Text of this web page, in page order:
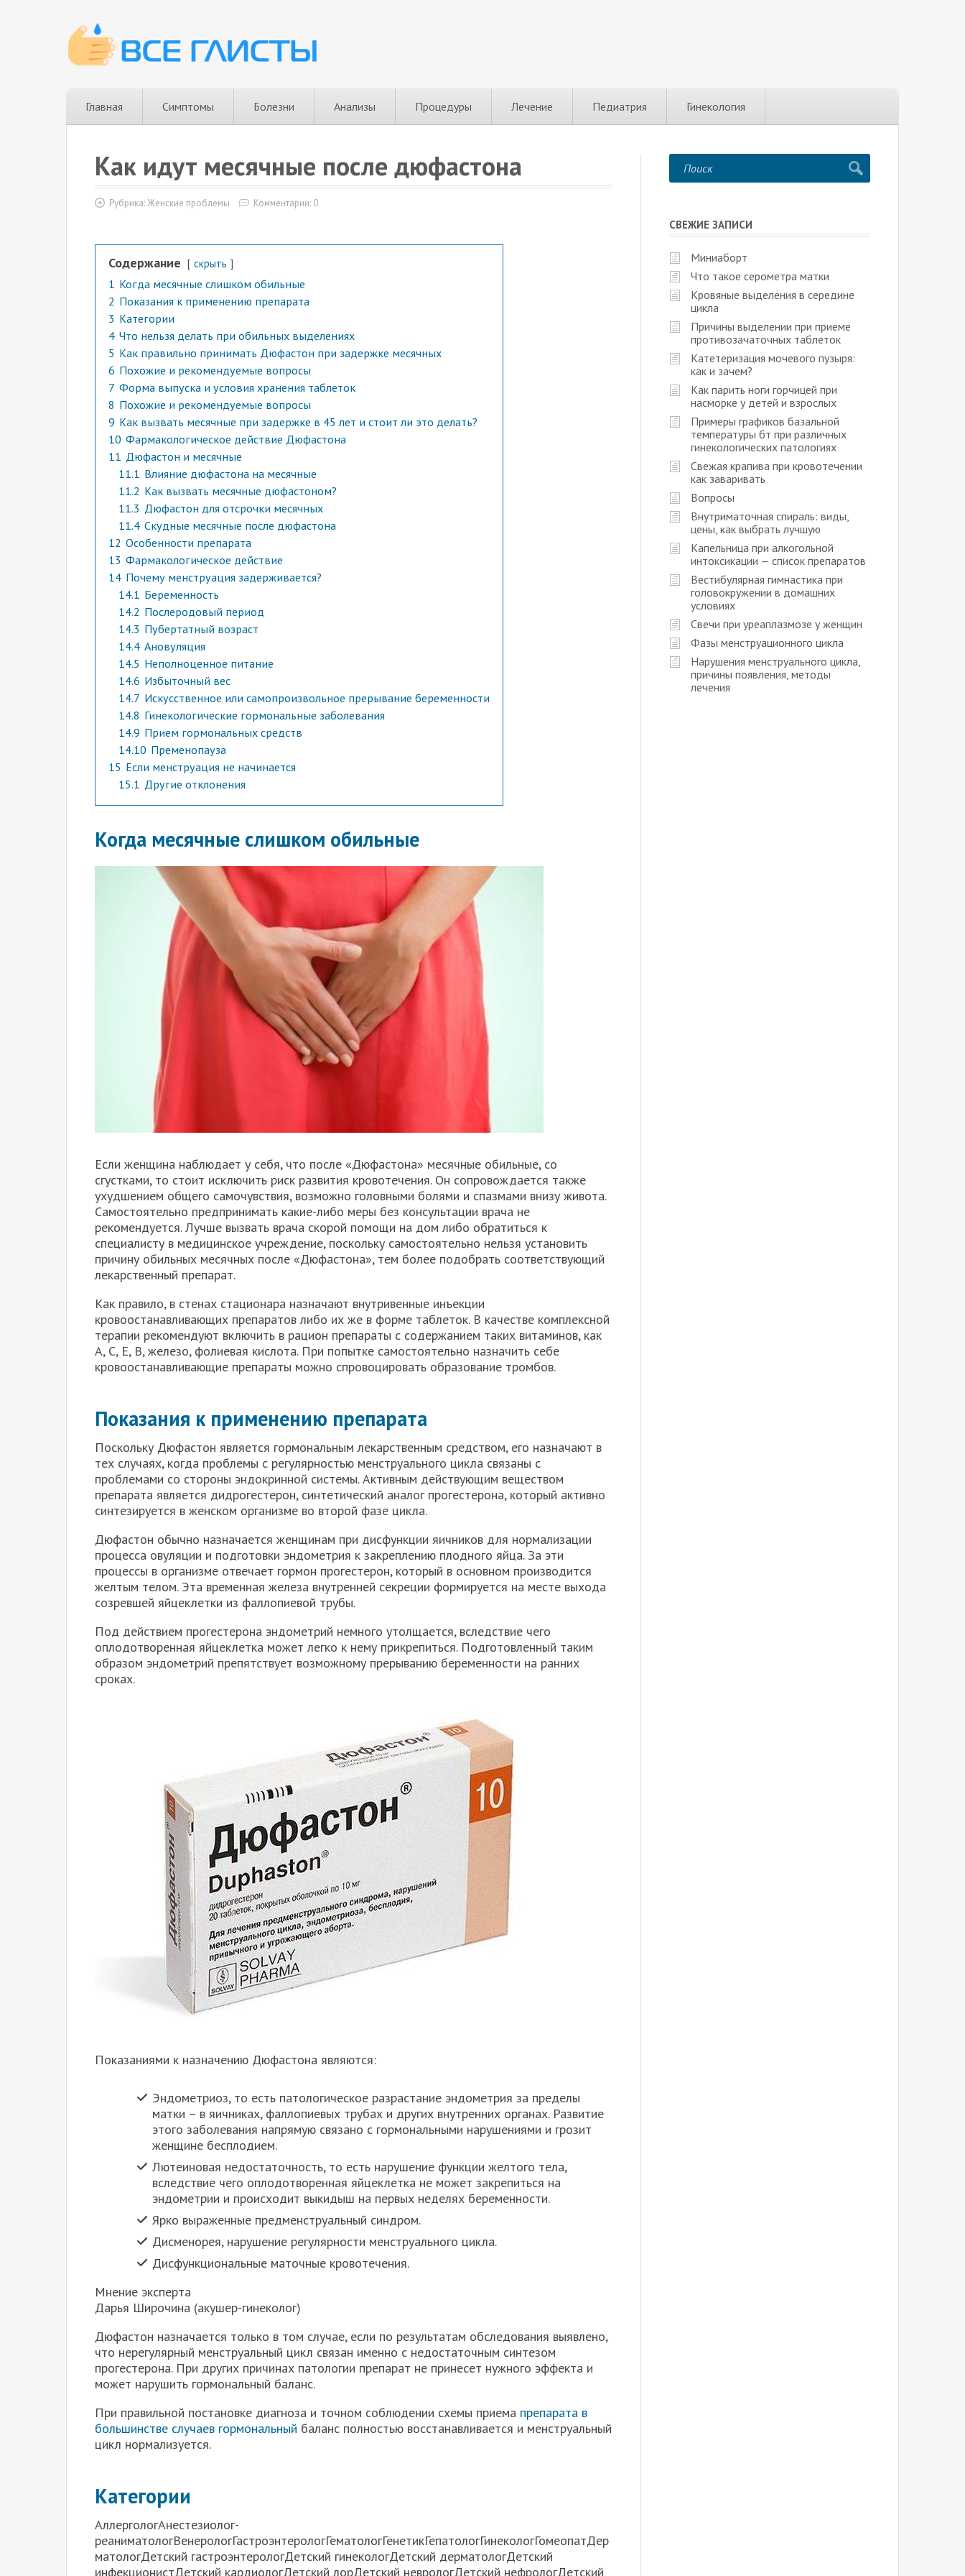
Главная Симптомы Болезни Анализы Процедуры Лечение Педиатрия Гинекология
Как идут месячные после дюфастона
Рубрика:Женские проблемы Комментарии: 0
Содержание скрыть
1 Когда месячные слишком обильные
2 Показания к применению препарата
3 Категории
4 Что нельзя делать при обильных выделениях
5 Как правильно принимать Дюфастон при задержке месячных
6 Похожие и рекомендуемые вопросы
7 Форма выпуска и условия хранения таблеток
8 Похожие и рекомендуемые вопросы
9 Как вызвать месячные при задержке в 45 лет и стоит ли это делать?
10 Фармакологическое действие Дюфастона
11 Дюфастон и месячные
11.1 Влияние дюфастона на месячные
11.2 Как вызвать месячные дюфастоном?
11.3 Дюфастон для отсрочки месячных
11.4 Скудные месячные после дюфастона
12 Особенности препарата
13 Фармакологическое действие
14 Почему менструация задерживается?
14.1 Беременность
14.2 Послеродовый период
14.3 Пубертатный возраст
14.4 Ановуляция
14.5 Неполноценное питание
14.6 Избыточный вес
14.7 Искусственное или самопроизвольное прерывание беременности
14.8 Гинекологические гормональные заболевания
14.9 Прием гормональных средств
14.10 Пременопауза
15 Если менструация не начинается
15.1 Другие отклонения
Когда месячные слишком обильные
Если женщина наблюдает у себя, что после «Дюфастона» месячные обильные, со
сгустками, то стоит исключить риск развития кровотечения. Он сопровождается также
ухудшением общего самочувствия, возможно головными болями и спазмами внизу живота.
Самостоятельно предпринимать какие-либо меры без консультации врача не
рекомендуется. Лучше вызвать врача скорой помощи на дом либо обратиться к
специалисту в медицинское учреждение, поскольку самостоятельно нельзя установить
причину обильных месячных после «Дюфастона», тем более подобрать соответствующий
лекарственный препарат.
Как правило, в стенах стационара назначают внутривенные инъекции
кровоостанавливающих препаратов либо их же в форме таблеток. В качестве комплексной
терапии рекомендуют включить в рацион препараты с содержанием таких витаминов, как
А, С, Е, В, железо, фолиевая кислота. При попытке самостоятельно назначить себе
кровоостанавливающие препараты можно спровоцировать образование тромбов.
Показания к применению препарата
Поскольку Дюфастон является гормональным лекарственным средством, его назначают в
тех случаях, когда проблемы с регулярностью менструального цикла связаны с
проблемами со стороны эндокринной системы. Активным действующим веществом
препарата является дидрогестерон, синтетический аналог прогестерона, который активно
синтезируется в женском организме во второй фазе цикла.
Дюфастон обычно назначается женщинам при дисфункции яичников для нормализации
процесса овуляции и подготовки эндометрия к закреплению плодного яйца. За эти
процессы в организме отвечает гормон прогестерон, который в основном производится
желтым телом. Эта временная железа внутренней секреции формируется на месте выхода
созревшей яйцеклетки из фаллопиевой трубы.
Под действием прогестерона эндометрий немного утолщается, вследствие чего
оплодотворенная яйцеклетка может легко к нему прикрепиться. Подготовленный таким
образом эндометрий препятствует возможному прерыванию беременности на ранних
сроках.
Показаниями к назначению Дюфастона являются:
Эндометриоз, то есть патологическое разрастание эндометрия за пределы
матки – в яичниках, фаллопиевых трубах и других внутренних органах. Развитие
этого заболевания напрямую связано с гормональными нарушениями и грозит
женщине бесплодием.
Лютеиновая недостаточность, то есть нарушение функции желтого тела,
вследствие чего оплодотворенная яйцеклетка не может закрепиться на
эндометрии и происходит выкидыш на первых неделях беременности.
Ярко выраженные предменструальный синдром.
Дисменорея, нарушение регулярности менструального цикла.
Дисфункциональные маточные кровотечения.
Мнение эксперта
Дарья Широчина (акушер-гинеколог)
Дюфастон назначается только в том случае, если по результатам обследования выявлено,
что нерегулярный менструальный цикл связан именно с недостаточным синтезом
прогестерона. При других причинах патологии препарат не принесет нужного эффекта и
может нарушить гормональный баланс.
При правильной постановке диагноза и точном соблюдении схемы приема препарата в
большинстве случаев гормональный баланс полностью восстанавливается и менструальный
цикл нормализуется.
Категории
АллергологАнестезиолог-
реаниматологВенерологГастроэнтерологГематологГенетикГепатологГинекологГомеопатДер
матологДетский гастроэнтерологДетский гинекологДетский дерматологДетский
инфекционистДетский кардиологДетский лорДетский неврологДетский нефрологДетский
СВЕЖИЕ ЗАПИСИ
Миниаборт
Что такое серометра матки
Кровяные выделения в середине
цикла
Причины выделении при приеме
противозачаточных таблеток
Катетеризация мочевого пузыря:
как и зачем?
Как парить ноги горчицей при
насморке у детей и взрослых
Примеры графиков базальной
температуры бт при различных
гинекологических патологиях
Свежая крапива при кровотечении
как заваривать
Вопросы
Внутриматочная спираль: виды,
цены, как выбрать лучшую
Капельница при алкогольной
интоксикации — список препаратов
Вестибулярная гимнастика при
головокружении в домашних
условиях
Свечи при уреаплазмозе у женщин
Фазы менструационного цикла
Нарушения менструального цикла,
причины появления, методы
лечения